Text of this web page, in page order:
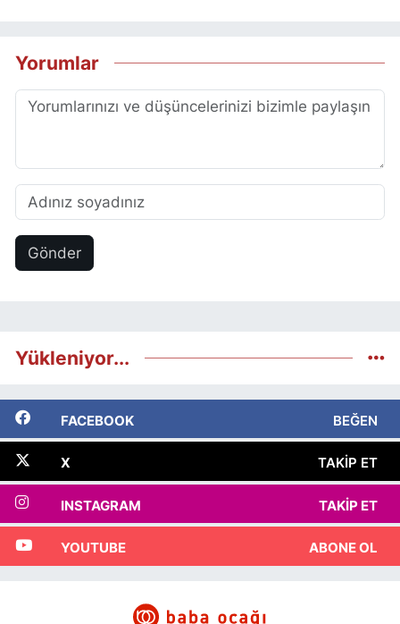
Yorumlar
Gönder
Yükleniyor...
FACEBOOK BEĞEN
X TAKIP ET
INSTAGRAM TAKIP ET
YOUTUBE ABONE OL